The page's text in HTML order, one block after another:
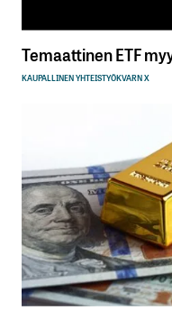
Temaattinen ETF
KAUPALLINEN YHTEISTYÖKVARN X